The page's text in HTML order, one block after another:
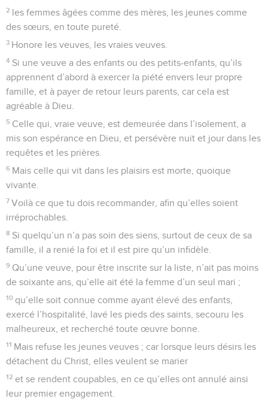
2 les femmes âgées comme des mères, les jeunes comme
des sœurs, en toute pureté.
3 Honore les veuves, les vraies veuves.
4 Si une veuve a des enfants ou des petits-enfants, qu’ils
apprennent d’abord à exercer la piété envers leur propre
famille, et à payer de retour leurs parents, car cela est
agréable à Dieu.
5 Celle qui, vraie veuve, est demeurée dans l’isolement, a
mis son espérance en Dieu, et persévère nuit et jour dans les
requêtes et les prières.
6 Mais celle qui vit dans les plaisirs est morte, quoique
vivante.
7 Voilà ce que tu dois recommander, afin qu’elles soient
irréprochables.
8 Si quelqu’un n’a pas soin des siens, surtout de ceux de sa
famille, il a renié la foi et il est pire qu’un infidèle.
9 Qu’une veuve, pour être inscrite sur la liste, n’ait pas moins
de soixante ans, qu’elle ait été la femme d’un seul mari ;
10 qu’elle soit connue comme ayant élevé des enfants,
exercé l’hospitalité, lavé les pieds des saints, secouru les
malheureux, et recherché toute œuvre bonne.
11 Mais refuse les jeunes veuves ; car lorsque leurs désirs les
détachent du Christ, elles veulent se marier
12 et se rendent coupables, en ce qu’elles ont annulé ainsi
leur premier engagement.